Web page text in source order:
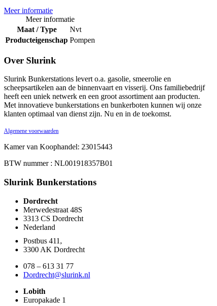
Meer informatie
Meer informatie
Maat / Type
Nvt
Producteigenschap Pompen
Over Slurink
Slurink Bunkerstations levert o.a. gasolie, smeerolie en
scheepsartikelen aan de binnenvaart en visserij. Ons familiebedrijf
heeft een uniek netwerk en een groot assortiment aan producten.
Met innovatieve bunkerstations en bunkerboten kunnen wij onze
klanten optimaal van dienst zijn. Nu en in de toekomst.
Algemene voorwaarden
Kamer van Koophandel: 23015443
BTW nummer : NL001918357B01
Slurink Bunkerstations
Dordrecht
Merwedestraat 48S
3313 CS Dordrecht
Nederland
Postbus 411,
3300 AK Dordrecht
078 – 613 31 77
Dordrecht@slurink.nl
Lobith
Europakade 1